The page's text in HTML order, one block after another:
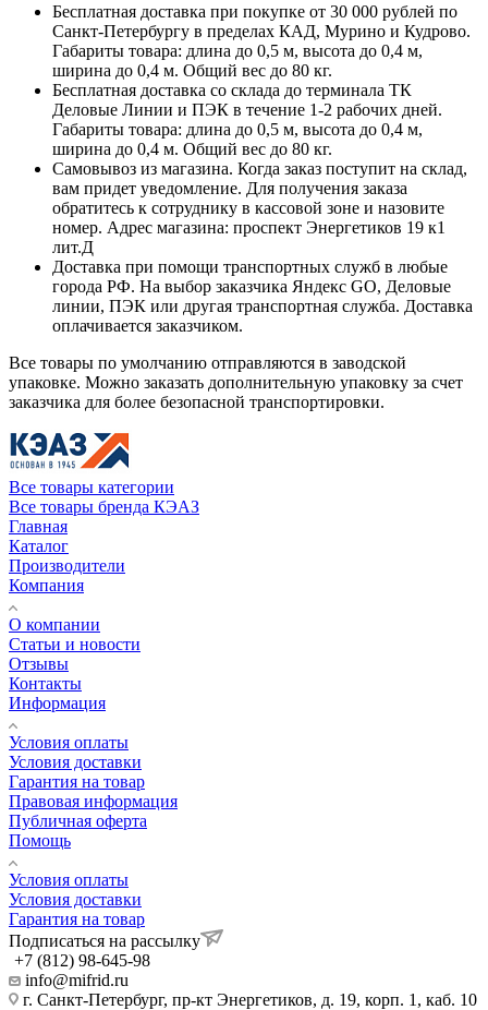
Бесплатная доставка при покупке от 30 000 рублей по
Санкт-Петербургу в пределах КАД, Мурино и Кудрово.
Габариты товара: длина до 0,5 м, высота до 0,4 м,
ширина до 0,4 м. Общий вес до 80 кг.
Бесплатная доставка со склада до терминала ТК
Деловые Линии и ПЭК в течение 1-2 рабочих дней.
Габариты товара: длина до 0,5 м, высота до 0,4 м,
ширина до 0,4 м. Общий вес до 80 кг.
Самовывоз из магазина. Когда заказ поступит на склад,
вам придет уведомление. Для получения заказа
обратитесь к сотруднику в кассовой зоне и назовите
номер. Адрес магазина: проспект Энергетиков 19 к1
лит.Д
Доставка при помощи транспортных служб в любые
города РФ. На выбор заказчика Яндекс GO, Деловые
линии, ПЭК или другая транспортная служба. Доставка
оплачивается заказчиком.
Все товары по умолчанию отправляются в заводской
упаковке. Можно заказать дополнительную упаковку за счет
заказчика для более безопасной транспортировки.
Все товары категории
Все товары бренда КЭАЗ
Главная
Каталог
Производители
Компания
О компании
Статьи и новости
Отзывы
Контакты
Информация
Условия оплаты
Условия доставки
Гарантия на товар
Правовая информация
Публичная оферта
Помощь
Условия оплаты
Условия доставки
Гарантия на товар
Подписаться на рассылку
+7 (812) 98-645-98
info@mifrid.ru
г. Санкт-Петербург, пр-кт Энергетиков, д. 19, корп. 1, каб. 10